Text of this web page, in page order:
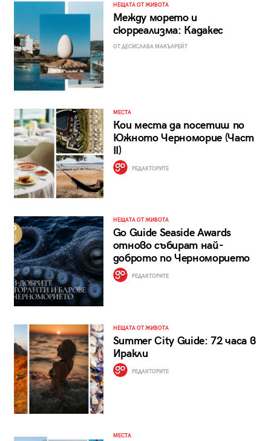
НЕЩАТА ОТ ЖИВОТА
Между морето и
сюрреализма: Кадакес
ОТ ДЕСИСЛАВА МАКЪЛРЕЙТ
МЕСТА
Кои места да посетиш по
Южното Черноморие (Част
II)
РЕДАКТОРИТЕ
НЕЩАТА ОТ ЖИВОТА
Go Guide Seaside Awards
отново събират най-
доброто по Черноморието
РЕДАКТОРИТЕ
НЕЩАТА ОТ ЖИВОТА
Summer City Guide: 72 часа в
Иракли
РЕДАКТОРИТЕ
МЕСТА